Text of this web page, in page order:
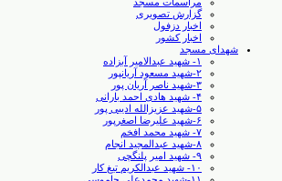
گزارش تصویری
اخبار دزفول
اخبار کشور
شهدای مسجد
۱- شهید عبدالامیر آبزاده
۲-شهید مسعود آریانپور
۳-شهید ناصر آریان پور
۴- شهید هادی احمد بارانی
۵-شهید عزیزالله ادیبی پور
۶-شهید علیرضا اصغرپور
۷- شهید محمد افخم
۸-شهید عبدالمجید انجام
۹- شهید امیر پلنگچی
۱۰- شهید عبدالکریم تیغ کار